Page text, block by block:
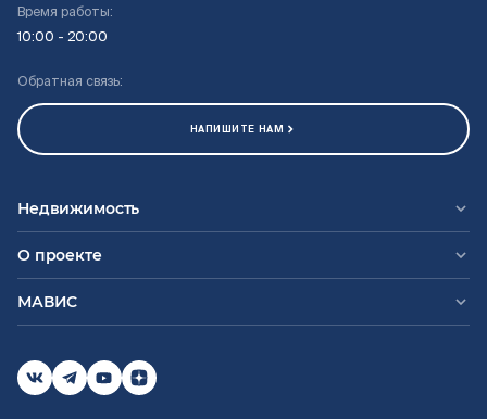
Время работы:
10:00 - 20:00
Обратная связь:
НАПИШИТЕ НАМ
Недвижимость
О проекте
МАВИС